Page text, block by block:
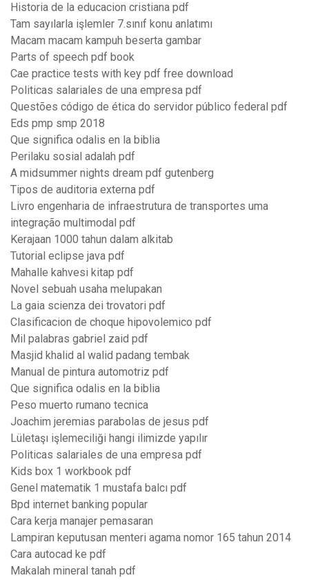
Historia de la educacion cristiana pdf
Tam sayılarla işlemler 7.sınıf konu anlatımı
Macam macam kampuh beserta gambar
Parts of speech pdf book
Cae practice tests with key pdf free download
Politicas salariales de una empresa pdf
Questões código de ética do servidor público federal pdf
Eds pmp smp 2018
Que significa odalis en la biblia
Perilaku sosial adalah pdf
A midsummer nights dream pdf gutenberg
Tipos de auditoria externa pdf
Livro engenharia de infraestrutura de transportes uma
integração multimodal pdf
Kerajaan 1000 tahun dalam alkitab
Tutorial eclipse java pdf
Mahalle kahvesi kitap pdf
Novel sebuah usaha melupakan
La gaia scienza dei trovatori pdf
Clasificacion de choque hipovolemico pdf
Mil palabras gabriel zaid pdf
Masjid khalid al walid padang tembak
Manual de pintura automotriz pdf
Que significa odalis en la biblia
Peso muerto rumano tecnica
Joachim jeremias parabolas de jesus pdf
Lületaşı işlemeciliği hangi ilimizde yapılır
Politicas salariales de una empresa pdf
Kids box 1 workbook pdf
Genel matematik 1 mustafa balcı pdf
Bpd internet banking popular
Cara kerja manajer pemasaran
Lampiran keputusan menteri agama nomor 165 tahun 2014
Cara autocad ke pdf
Makalah mineral tanah pdf